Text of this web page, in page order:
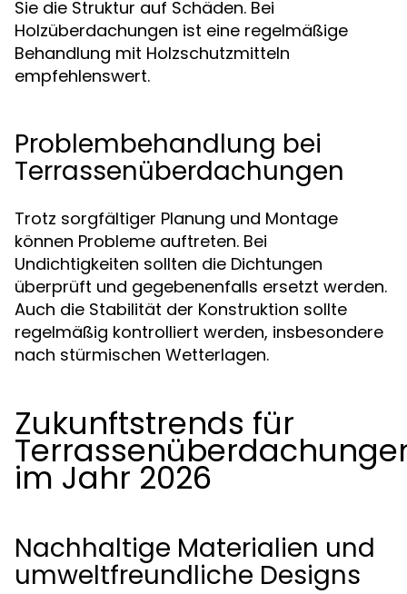
Sie die Struktur auf Schäden. Bei
Holzüberdachungen ist eine regelmäßige
Behandlung mit Holzschutzmitteln
empfehlenswert.
Problembehandlung bei
Terrassenüberdachungen
Trotz sorgfältiger Planung und Montage
können Probleme auftreten. Bei
Undichtigkeiten sollten die Dichtungen
überprüft und gegebenenfalls ersetzt werden.
Auch die Stabilität der Konstruktion sollte
regelmäßig kontrolliert werden, insbesondere
nach stürmischen Wetterlagen.
Zukunftstrends für
im Jahr 2026
Nachhaltige Materialien und
umweltfreundliche Designs